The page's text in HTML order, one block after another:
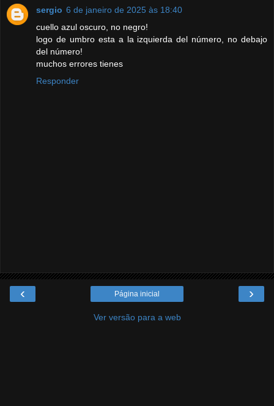
sergio 6 de janeiro de 2025 às 18:40
cuello azul oscuro, no negro!
logo de umbro esta a la izquierda del número, no debajo
del número!
muchos errores tienes
Responder
‹ ›
Página inicial
Ver versão para a web